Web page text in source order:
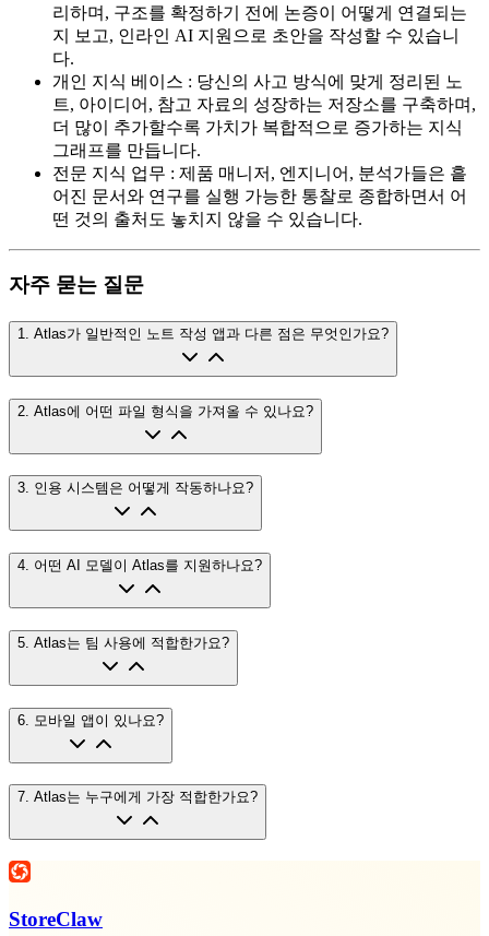
리하며, 구조를 확정하기 전에 논증이 어떻게 연결되는
지 보고, 인라인 AI 지원으로 초안을 작성할 수 있습니
다.
개인 지식 베이스 : 당신의 사고 방식에 맞게 정리된 노
트, 아이디어, 참고 자료의 성장하는 저장소를 구축하며,
더 많이 추가할수록 가치가 복합적으로 증가하는 지식
그래프를 만듭니다.
전문 지식 업무 : 제품 매니저, 엔지니어, 분석가들은 흩
어진 문서와 연구를 실행 가능한 통찰로 종합하면서 어
떤 것의 출처도 놓치지 않을 수 있습니다.
자주 묻는 질문
1 Atlas가 일반적인 노트 작성 앱과 다른 점은 무엇인가요?
2 Atlas에 어떤 파일 형식을 가져올 수 있나요?
3. 인용 시스템은 어떻게 작동하나요?
4. 어떤 AI 모델이 Atlas를 지원하나요?
5 Atlas는 팀 사용에 적합한가요?
6 모바일 앱이 있나요?
7. Atlas는 누구에게 가장 적합한가요?
StoreClaw